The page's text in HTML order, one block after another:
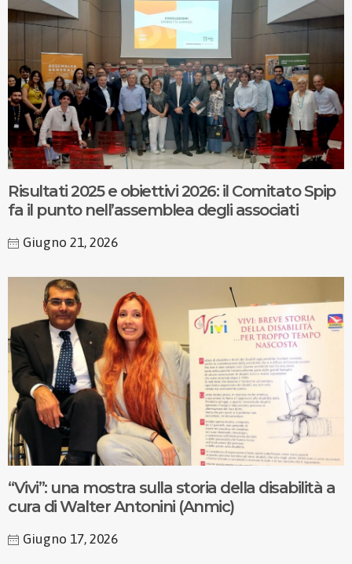
Risultati 2025 e obiettivi 2026: il Comitato Spip
fa il punto nell’assemblea degli associati
Giugno 21, 2026
“Vivi”: una mostra sulla storia della disabilità a
cura di Walter Antonini (Anmic)
Giugno 17, 2026